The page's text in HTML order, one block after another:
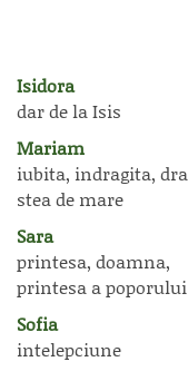
Isidora
dar de la Isis
Mariam
iubita, indragita,
stea de mare
Sara
printesa, doamna,
printesa a poporului
Sofia
intelepciune